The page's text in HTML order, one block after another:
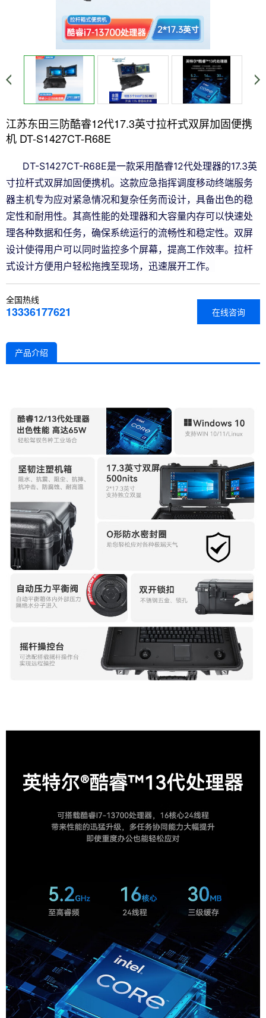
江苏东田三防酷睿12代17.3英寸拉杆式双屏加固便携
机 DT-S1427CT-R68E
DT-S1427CT-R68E是一款采用酷睿12代处理器的17.3英
寸拉杆式双屏加固便携机。这款应急指挥调度移动终端服务
器主机专为应对紧急情况和复杂任务而设计，具备出色的稳
定性和耐用性。其高性能的处理器和大容量内存可以快速处
理各种数据和任务，确保系统运行的流畅性和稳定性。双屏
设计使得用户可以同时监控多个屏幕，提高工作效率。拉杆
式设计方便用户轻松拖拽至现场，迅速展开工作。
在线咨询
全国热线
13336177621
产品介绍